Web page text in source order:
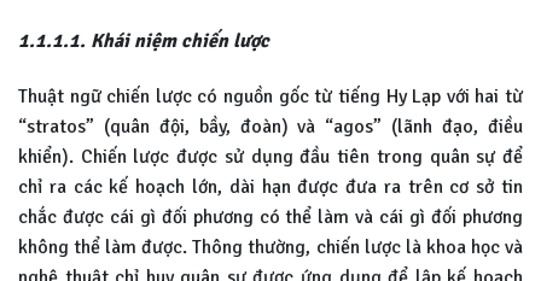
1.1.1.1. Khái niệm chiến lược
Thuật ngữ chiến lược có nguồn gốc từ tiếng Hy Lạp với hai từ
“stratos” (quân đội, bầy, đoàn) và “agos” (lãnh đạo, điều
khiển). Chiến lược được sử dụng đầu tiên trong quân sự để
chỉ ra các kế hoạch lớn, dài hạn được đưa ra trên cơ sở tin
chắc được cái gì đối phương có thể làm và cái gì đối phương
không thể làm được. Thông thường, chiến lược là khoa học và